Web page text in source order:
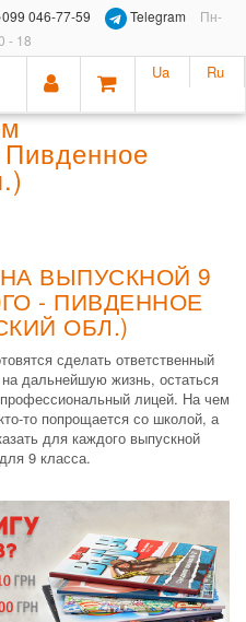
099 046-77-59 Telegram
Пн-
- 18
Ua Ru
ВЫПУСКНОЙ 9
- ПИВДЕННОЕ
ОБЛ.)
сделать ответственный
дальнейшую жизнь, остаться
лицей. На чем
то попрощается со школой, а
для каждого выпускной
9 класса.